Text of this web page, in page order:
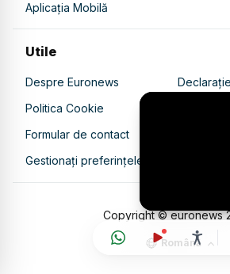
Aplicația Mobilă
Utile
Despre Euronews
Politica Cookie
Politica
Formular de contact
Gestionați preferințele
Copyright © euronews
Română